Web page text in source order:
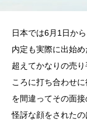
日本では6月1日か
内定も実際に出始
超えてかなりの売
ころに打ち合わせ
を間違ってその面
怪訝な顔をされたの